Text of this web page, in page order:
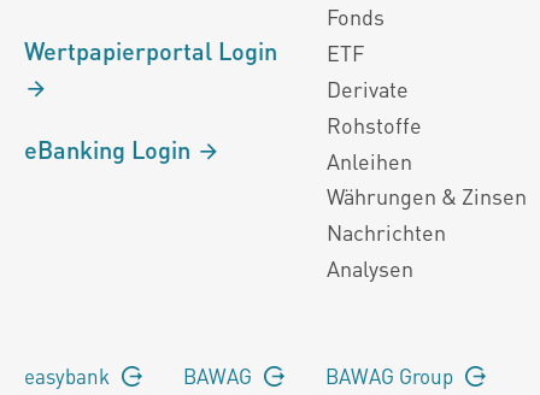
Wertpapierportal Login
eBanking Login
Fonds
ETF
Derivate
Rohstoffe
Anleihen
Währungen & Zinsen
Nachrichten
Analysen
easybank BAWAG BAWAG Group